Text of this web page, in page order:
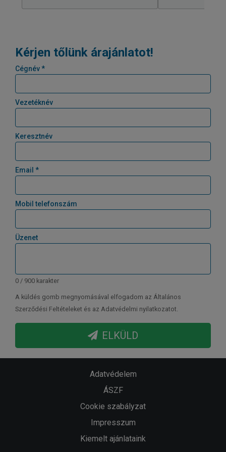
Kérjen tőlünk árajánlatot!
Cégnév *
Vezetéknév
Keresztnév
Email *
Mobil telefonszám
Üzenet
0 / 900 karakter
A küldés gomb megnyomásával elfogadom az Általános
Szerződési Feltételeket és az Adatvédelmi nyilatkozatot.
ELKÜLD
Adatvédelem
ÁSZF
Cookie szabályzat
Impresszum
Kiemelt ajánlataink